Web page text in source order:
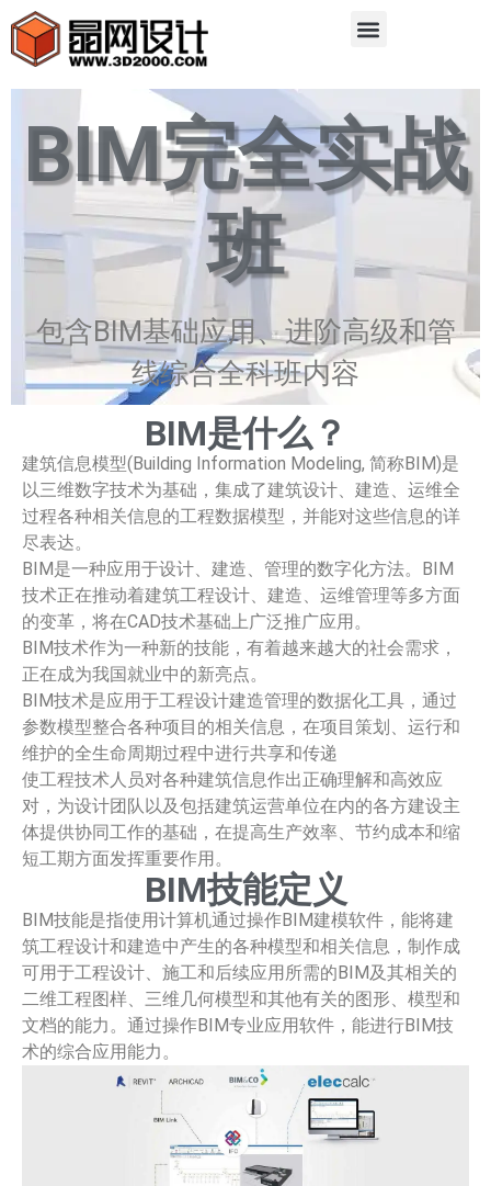
BIM完全实战
班
包含BIM基础应用、进阶高级和管
线综合全科班内容
BIM是什么？
建筑信息模型(Building Information Modeling, 简称BIM)是
以三维数字技术为基础，集成了建筑设计、建造、运维全
过程各种相关信息的工程数据模型，并能对这些信息的详
尽表达。
BIM是一种应用于设计、建造、管理的数字化方法。BIM
技术正在推动着建筑工程设计、建造、运维管理等多方面
的变革，将在CAD技术基础上广泛推广应用。
BIM技术作为一种新的技能，有着越来越大的社会需求，
正在成为我国就业中的新亮点。
BIM技术是应用于工程设计建造管理的数据化工具，通过
参数模型整合各种项目的相关信息，在项目策划、运行和
维护的全生命周期过程中进行共享和传递
使工程技术人员对各种建筑信息作出正确理解和高效应
对，为设计团队以及包括建筑运营单位在内的各方建设主
体提供协同工作的基础，在提高生产效率、节约成本和缩
短工期方面发挥重要作用。
BIM技能定义
BIM技能是指使用计算机通过操作BIM建模软件，能将建
筑工程设计和建造中产生的各种模型和相关信息，制作成
可用于工程设计、施工和后续应用所需的BIM及其相关的
二维工程图样、三维几何模型和其他有关的图形、模型和
文档的能力。通过操作BIM专业应用软件，能进行BIM技
术的综合应用能力。